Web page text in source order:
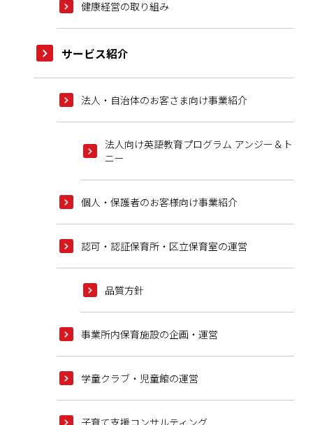
健康経営の取り組み
サービス紹介
法人・自治体のお客さま向け事業紹介
法人向け英語教育プログラム アンジー＆ト
ニー
個人・保護者のお客様向け事業紹介
認可・認証保育所・区立保育室の運営
品質方針
事業所内保育施設の企画・運営
学童クラブ・児童館の運営